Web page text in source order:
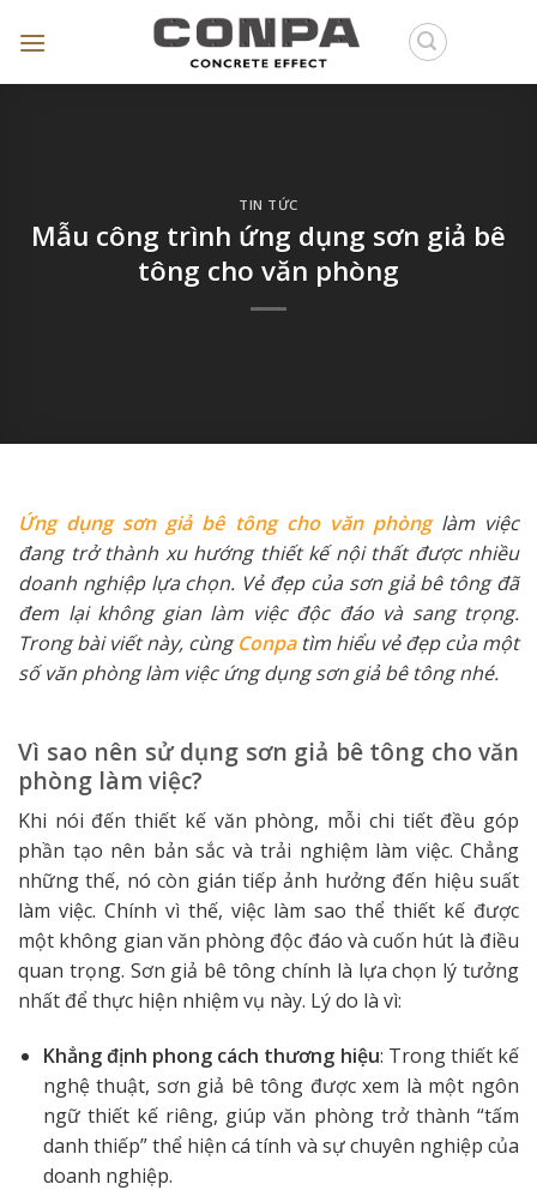
TIN TỨC
Mẫu công trình ứng dụng sơn giả bê
tông cho văn phòng
Ứng dụng sơn giả bê tông cho văn phònglàm việc
đang trở thành xu hướng thiết kế nội thất được nhiều
doanh nghiệp lựa chọn. Vẻ đẹp của sơn giả bê tông đã
đem lại không gian làm việc độc đáo và sang trọng.
Trong bài viết này, cùngConpatìm hiểu vẻ đẹp của một
số văn phòng làm việc ứng dụng sơn giả bê tông nhé.
Vì sao nên sử dụng sơn giả bê tông cho văn
phòng làm việc?
Khi nói đến thiết kế văn phòng, mỗi chi tiết đều góp
phần tạo nên bản sắc và trải nghiệm làm việc. Chẳng
những thế, nó còn gián tiếp ảnh hưởng đến hiệu suất
làm việc. Chính vì thế, việc làm sao thể thiết kế được
một không gian văn phòng độc đáo và cuốn hút là điều
quan trọng. Sơn giả bê tông chính là lựa chọn lý tưởng
nhất để thực hiện nhiệm vụ này. Lý do là vì:
Khẳng định phong cách thương hiệu: Trong thiết kế
nghệ thuật, sơn giả bê tông được xem là một ngôn
ngữ thiết kế riêng, giúp văn phòng trở thành “tấm
danh thiếp” thể hiện cá tính và sự chuyên nghiệp của
doanh nghiệp.